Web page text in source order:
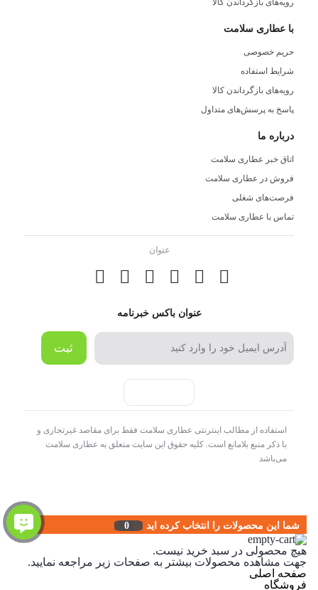
رویه‌های بازگرداندن کالا
با عطاری سلامت
حریم خصوصی
شرایط استفاده
رویه‌های بازگرداندن کالا
پاسخ به پرسش‌های متداول
درباره ما
اتاق خبر عطاری سلامت
فروش در عطاری سلامت
فرصت‌های شغلی
تماس با عطاری سلامت
عنوان
عنوان باکس خبرنامه
ثبت
استفاده از مطالب اینترنتی عطاری سلامت فقط برای مقاصد غیرتجاری و
با ذکر منبع بلامانع است. کلیه حقوق این سایت متعلق به عطاری سلامت
می‌باشد
شما این محصولات را انتخاب کرده اید 0
هیچ محصولی در سبد خرید نیست.
جهت مشاهده محصولات بیشتر به صفحات زیر مراجعه نمایید.
صفحه اصلی
فروشگاه